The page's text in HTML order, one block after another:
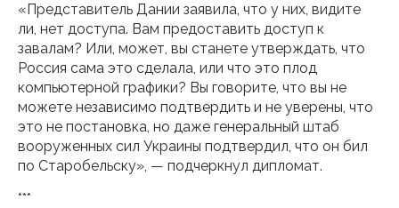
«Представитель Дании заявила, что у них, видите
ли, нет доступа. Вам предоставить доступ к
завалам? Или, может, вы станете утверждать, что
Россия сама это сделала, или что это плод
компьютерной графики? Вы говорите, что вы не
можете независимо подтвердить и не уверены, что
это не постановка, но даже генеральный штаб
вооруженных сил Украины подтвердил, что он бил
по Старобельску», — подчеркнул дипломат.
***